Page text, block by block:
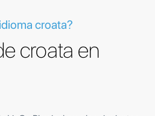
croata?
croata en